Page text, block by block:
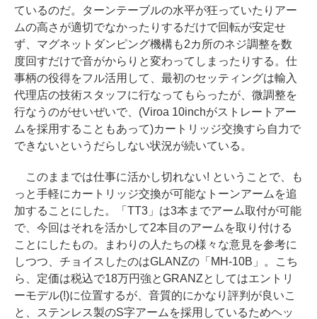
ているのだ。ターンテーブルの水平が狂っていたりアー
ムの高さが適切でなかったりするだけで回転が安定せ
ず、マグネットダンピング機構も2カ所のネジ調整を数
度回すだけで音がからりと変わってしまったりする。仕
事柄の役得をフル活用して、最初のセッティングは輸入
代理店の技術スタッフに行なってもらったが、微調整を
行なうのがせいぜいで、(Viroa 10inchがストレートアー
ムを採用することもあって)カートリッジ交換すら自力で
できないというだらしない状況が続いている。
このままでは仕事に活かし切れない! ということで、も
っと手軽にカートリッジ交換が可能なトーンアームを追
加することにした。「TT3」は3本までアーム取付が可能
で、今回はそれを活かして2本目のアームを取り付ける
ことにしたもの。まわりの人たちの様々な意見を参考に
しつつ、チョイスしたのはGLANZの「MH-10B」。こち
ら、定価は税込で18万円強とGRANZとしてはエントリ
ーモデル(!)に位置するが、音質的にかなり評判が良いこ
と、ステンレス製のS字アームを採用しているためヘッ